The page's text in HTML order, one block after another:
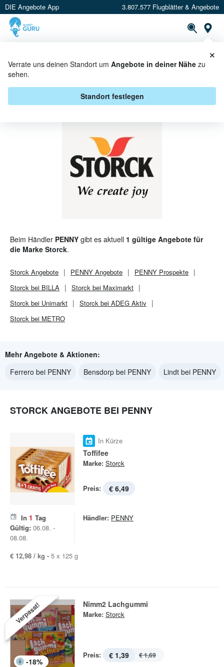
DIE Angebote App 3.807.577 Flugblätter & Angebote
Verrate uns deinen Standort um Angebote in deiner Nähe zu
sehen.
Standort festlegen
×
STORCK BEI PENNY - ANGEBOTE
& AKTIONEN
Beim Händler PENNY gibt es aktuell 1 gültige Angebote für
die Marke Storck.
Storck Angebote PENNY Angebote PENNY Prospekte
Storck bei BILLA
Storck bei Maximarkt
Storck bei Unimarkt
Storck bei ADEG Aktiv
Storck bei METRO
Mehr Angebote & Aktionen:
Ferrero bei PENNY
Bensdorp bei PENNY Lindt bei PENNY
STORCK ANGEBOTE BEI PENNY
In Kürze
Toffifee
Marke: Storck
Preis: € 6,49
In 1 Tag
Gültig: 06.08. -
08.08.
Händler: PENNY
€ 12,98 / kg - 5 x 125 g
Verpasst!
-18%
Nimm2 Lachgummi
Marke: Storck
Preis: € 1,39 € 1,69